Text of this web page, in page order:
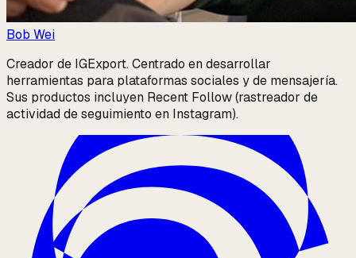
Bob Wei
Creador de IGExport. Centrado en desarrollar
herramientas para plataformas sociales y de mensajería.
Sus productos incluyen Recent Follow (rastreador de
actividad de seguimiento en Instagram).